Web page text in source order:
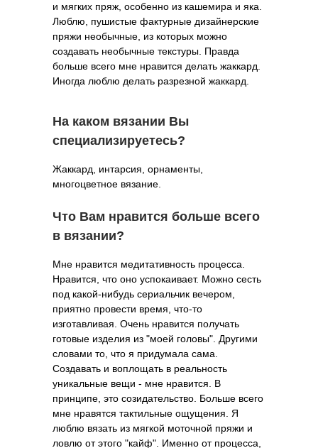
На каком вязании Вы
специализируетесь?
и мягких пряж, особенно из кашемира и яка.
Люблю, пушистые фактурные дизайнерские
пряжи необычные, из которых можно
создавать необычные текстуры. Правда
больше всего мне нравится делать жаккард.
Иногда люблю делать разрезной жаккард.
Жаккард, интарсия, орнаменты,
многоцветное вязание.
Что Вам нравится больше всего
в вязании?
Мне нравится медитативность процесса.
Нравится, что оно успокаивает. Можно сесть
под какой-нибудь сериальчик вечером,
приятно провести время, что-то
изготавливая. Очень нравится получать
готовые изделия из "моей головы". Другими
словами то, что я придумала сама.
Создавать и воплощать в реальность
уникальные вещи - мне нравится. В
принципе, это созидательство. Больше всего
мне нравятся тактильные ощущения. Я
люблю вязать из мягкой моточной пряжи и
ловлю от этого "кайф". Именно от процесса,